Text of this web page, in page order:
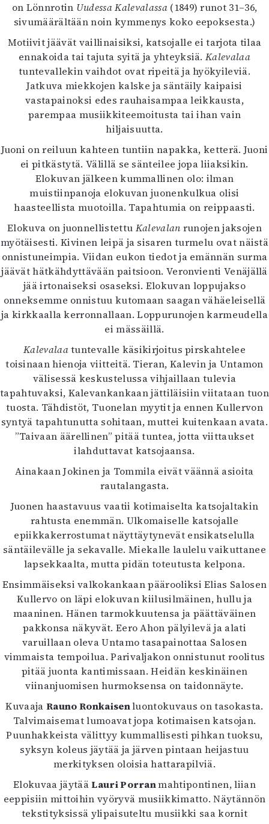
on Lönnrotin Uudessa Kalevalassa (1849) runot 31–36,
sivumäärältään noin kymmenys koko eepoksesta.)
Motiivit jäävät vaillinaisiksi, katsojalle ei tarjota tilaa
ennakoida tai tajuta syitä ja yhteyksiä.Kalevalaa
tuntevallekin vaihdot ovat ripeitä ja hyökyileviä.
Jatkuva miekkojen kalske ja säntäily kaipaisi
vastapainoksi edes rauhaisampaa leikkausta,
parempaa musiikkiteemoitusta tai ihan vain
hiljaisuutta.
Juoni on reiluun kahteen tuntiin napakka, ketterä. Juoni
ei pitkästytä. Välillä se sänteilee jopa liiaksikin.
Elokuvan jälkeen kummallinen olo: ilman
muistiinpanoja elokuvan juonenkulkua olisi
haasteellista muotoilla. Tapahtumia on reippaasti.
Elokuva on juonnellistettu Kalevalan runojen jaksojen
myötäisesti. Kivinen leipä ja sisaren turmelu ovat näistä
onnistuneimpia. Viidan eukon tiedot ja emännän surma
jäävät hätkähdyttävään paitsioon. Veronvienti Venäjällä
jää irtonaiseksi osaseksi. Elokuvan loppujakso
onneksemme onnistuu kutomaan saagan vähäeleisellä
ja kirkkaalla kerronnallaan. Loppurunojen karmeudella
ei mässäillä.
Kalevalaatuntevalle käsikirjoitus pirskahtelee
toisinaan hienoja viitteitä. Tieran, Kalevin ja Untamon
välisessä keskustelussa vihjaillaan tulevia
tapahtuvaksi, Kalevankankaan jättiläisiin viitataan tuon
tuosta. Tähdistöt, Tuonelan myytit ja ennen Kullervon
syntyä tapahtunutta sohitaan, muttei kuitenkaan avata.
”Taivaan äärellinen” pitää tuntea, jotta viittaukset
ilahduttavat katsojaansa.
Ainakaan Jokinen ja Tommila eivät väännä asioita
rautalangasta.
Juonen haastavuus vaatii kotimaiselta katsojaltakin
rahtusta enemmän. Ulkomaiselle katsojalle
epiikkakerrostumat näyttäytynevät ensikatselulla
säntäilevälle ja sekavalle. Miekalle laulelu vaikuttanee
lapsekkaalta, mutta pidän toteutusta kelpona.
Ensimmäiseksi valkokankaan päärooliksi Elias Salosen
Kullervo on läpi elokuvan kiilusilmäinen, hullu ja
maaninen. Hänen tarmokkuutensa ja päättäväinen
pakkonsa näkyvät. Eero Ahon pälyilevä ja alati
varuillaan oleva Untamo tasapainottaa Salosen
vimmaista tempoilua. Parivaljakon onnistunut roolitus
pitää juonta kantimissaan. Heidän keskinäinen
viinanjuomisen hurmoksensa on taidonnäyte.
KuvaajaRauno Ronkaisenluontokuvaus on tasokasta.
Talvimaisemat lumoavat jopa kotimaisen katsojan.
Puunhakkeista välittyy kummallisesti pihkan tuoksu,
syksyn koleus jäytää ja järven pintaan heijastuu
merkityksen oloisia hattarapilviä.
Elokuvaa jäytääLauri Porranmahtipontinen, liian
eeppisiin mittoihin vyöryvä musiikkimatto. Näytännön
tekstityksissä ylipaisuteltu musiikki saa kornit